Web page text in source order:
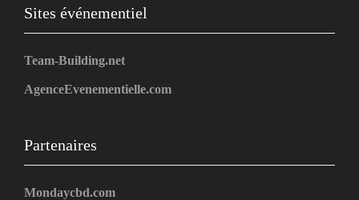
Sites événementiel
Team-Building.net
AgenceEvenementielle.com
Partenaires
Mondaycbd.com